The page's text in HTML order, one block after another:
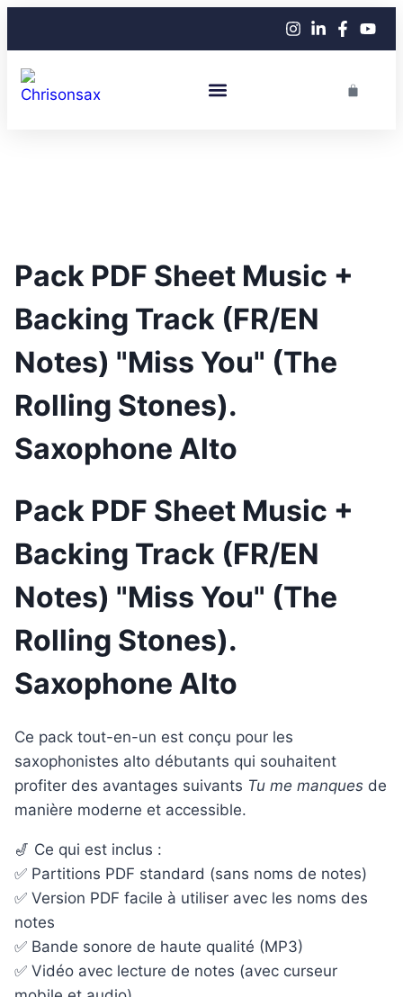
Pack PDF Sheet Music +
Backing Track (FR/EN
Notes) "Miss You" (The
Rolling Stones).
Saxophone Alto
Pack PDF Sheet Music +
Backing Track (FR/EN
Notes) "Miss You" (The
Rolling Stones).
Saxophone Alto
Ce pack tout-en-un est conçu pour les
saxophonistes alto débutants qui souhaitent
profiter des avantages suivants Tu me manques de
manière moderne et accessible.
🎷 Ce qui est inclus :
✅ Partitions PDF standard (sans noms de notes)
✅ Version PDF facile à utiliser avec les noms des
notes
✅ Bande sonore de haute qualité (MP3)
✅ Vidéo avec lecture de notes (avec curseur